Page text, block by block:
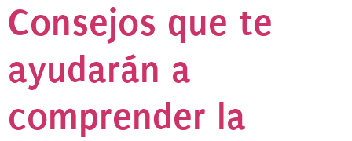
Consejos que te
ayudarán a
comprender la